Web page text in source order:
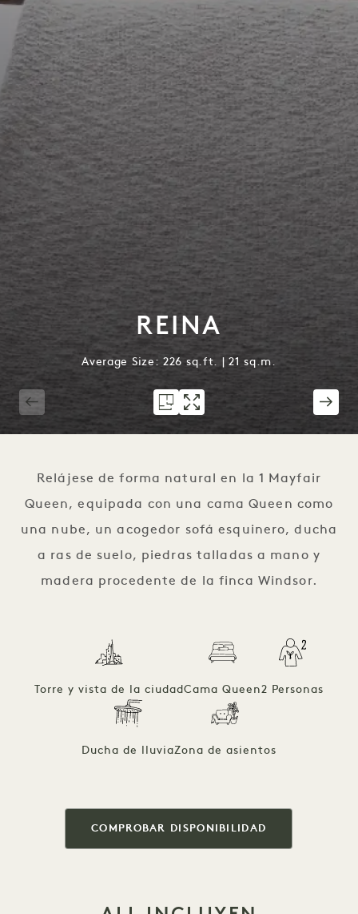
REINA
Average Size: 226 sq.ft. | 21 sq.m.
Relájese de forma natural en la 1 Mayfair
Queen, equipada con una cama Queen como
una nube, un acogedor sofá esquinero, ducha
a ras de suelo, piedras talladas a mano y
madera procedente de la finca Windsor.
Torre y vista de la ciudadCama Queen2 Personas
Ducha de lluviaZona de asientos
COMPROBAR DISPONIBILIDAD